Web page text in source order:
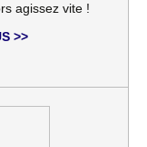
agissez vite !
>>